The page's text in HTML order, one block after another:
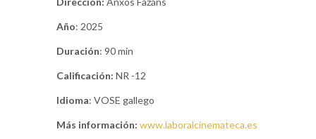
Año: 2025
Duración: 90 min
Calificación: NR -12
Idioma: VOSE gallego
Más información: www.laboralcinemateca.es